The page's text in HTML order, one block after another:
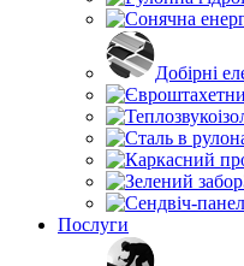
Добірні
Послуги